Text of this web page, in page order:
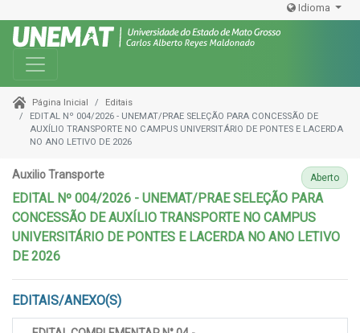
Idioma
Toggle navigation
Página Inicial
Editais
EDITAL Nº 004/2026 - UNEMAT/PRAE SELEÇÃO PARA CONCESSÃO DE
AUXÍLIO TRANSPORTE NO CAMPUS UNIVERSITÁRIO DE PONTES E LACERDA
NO ANO LETIVO DE 2026
Auxilio Transporte Aberto
EDITAL Nº 004/2026 - UNEMAT/PRAE SELEÇÃO PARA
CONCESSÃO DE AUXÍLIO TRANSPORTE NO CAMPUS
UNIVERSITÁRIO DE PONTES E LACERDA NO ANO LETIVO
DE 2026
EDITAIS/ANEXO(S)